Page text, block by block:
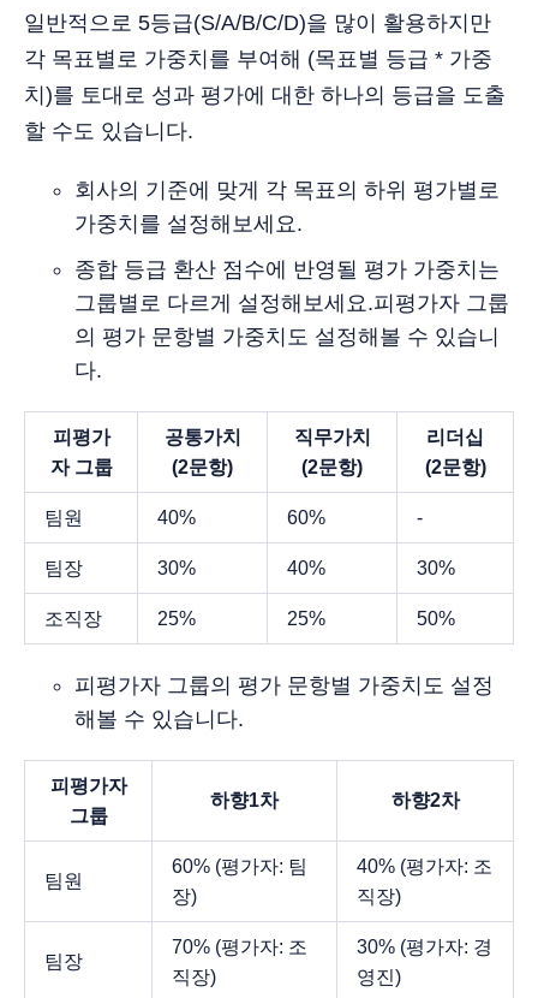
일반적으로 5등급(S/A/B/C/D)을 많이 활용하지만
각 목표별로 가중치를 부여해 (목표별 등급 * 가중
치)를 토대로 성과 평가에 대한 하나의 등급을 도출
할 수도 있습니다.
회사의 기준에 맞게 각 목표의 하위 평가별로
가중치를 설정해보세요.
종합 등급 환산 점수에 반영될 평가 가중치는
그룹별로 다르게 설정해보세요.피평가자 그룹
의 평가 문항별 가중치도 설정해볼 수 있습니
다.
피평가
자 그룹
공통가치
(2문항)
직무가치
(2문항)
리더십
(2문항)
팀원 40% 60% -
팀장 30% 40% 30%
조직장 25% 25% 50%
피평가자 그룹의 평가 문항별 가중치도 설정
해볼 수 있습니다.
피평가자
그룹
하향1차 하향2차
팀원
60% (평가자: 팀
장)
40% (평가자: 조
직장)
팀장
70% (평가자: 조
직장)
30% (평가자: 경
영진)